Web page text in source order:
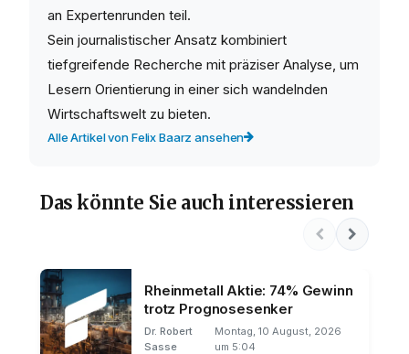
an Expertenrunden teil.
Sein journalistischer Ansatz kombiniert
tiefgreifende Recherche mit präziser Analyse, um
Lesern Orientierung in einer sich wandelnden
Wirtschaftswelt zu bieten.
Alle Artikel von Felix Baarz ansehen
Das könnte Sie auch interessieren
Rheinmetall Aktie: 74% Gewinn
trotz Prognosesenker
Dr. Robert
Sasse
Montag, 10 August, 2026
um 5:04